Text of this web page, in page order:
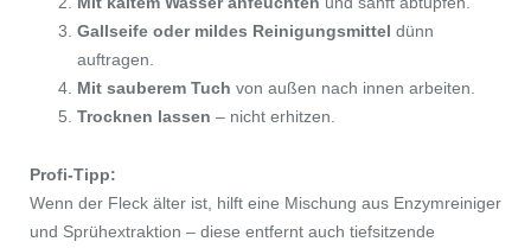
Gallseife oder mildes Reinigungsmittel dünn
auftragen.
Mit sauberem Tuch von außen nach innen arbeiten.
Trocknen lassen – nicht erhitzen.
Profi-Tipp:
Wenn der Fleck älter ist, hilft eine Mischung aus Enzymreiniger
und Sprühextraktion – diese entfernt auch tiefsitzende